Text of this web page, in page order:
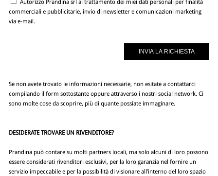
Autorizzo Prandina srl al trattamento dei miei dati personali per finalità
commerciali e pubblicitarie, invio di newsletter e comunicazioni marketing
via e-mail.
Se non avete trovato le informazioni necessarie, non esitate a contattarci
compilando il form sottostante oppure attraverso i nostri social network. Ci
sono molte cose da scoprire, più di quante possiate immaginare.
DESIDERATE TROVARE UN RIVENDITORE?
Prandina può contare su molti partners locali, ma solo alcuni di loro possono
essere considerati rivenditori esclusivi, per la loro garanzia nel fornire un
servizio impeccabile e per la possibilità di visionare all’interno del loro spazio